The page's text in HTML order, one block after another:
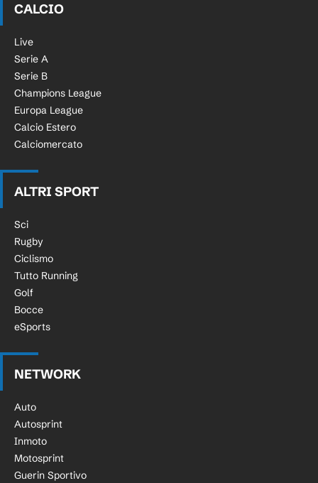
CALCIO
Live
Serie A
Serie B
Champions League
Europa League
Calcio Estero
Calciomercato
ALTRI SPORT
Sci
Rugby
Ciclismo
Tutto Running
Golf
Bocce
eSports
NETWORK
Auto
Autosprint
Inmoto
Motosprint
Guerin Sportivo